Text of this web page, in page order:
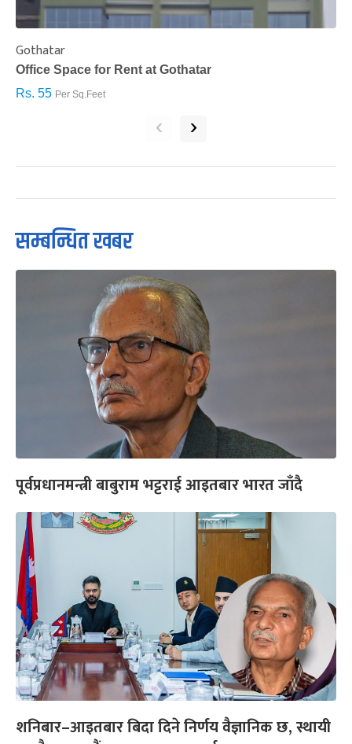
Gothatar
Office Space for Rent at Gothatar
Rs. 55 Per Sq.Feet
‹ ›
सम्बन्धित खबर
पूर्वप्रधानमन्त्री बाबुराम भट्टराई आइतबार भारत जाँदै
शनिबार–आइतबार बिदा दिने निर्णय वैज्ञानिक छ, स्थायी